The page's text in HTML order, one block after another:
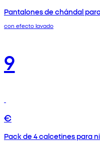
Pantalones de chándal
con efecto lavado
9
€
Pack de 4 calcetines para